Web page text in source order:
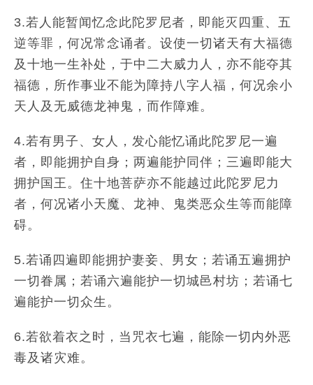
3.若人能暂闻忆念此陀罗尼者，即能灭四重、五
逆等罪，何况常念诵者。设使一切诸天有大福德
及十地一生补处，于中二大威力人，亦不能夺其
福德，所作事业不能为障持八字人福，何况余小
天人及无威德龙神鬼，而作障难。
4.若有男子、女人，发心能忆诵此陀罗尼一遍
者，即能拥护自身；两遍能护同伴；三遍即能大
拥护国王。住十地菩萨亦不能越过此陀罗尼力
者，何况诸小天魔、龙神、鬼类恶众生等而能障
碍。
5.若诵四遍即能拥护妻妾、男女；若诵五遍拥护
一切眷属；若诵六遍能护一切城邑村坊；若诵七
遍能护一切众生。
6.若欲着衣之时，当咒衣七遍，能除一切内外恶
毒及诸灾难。